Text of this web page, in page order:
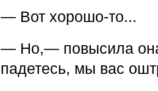
— Вот хорошо-то...
— Но,— повысила
падетесь, мы вас